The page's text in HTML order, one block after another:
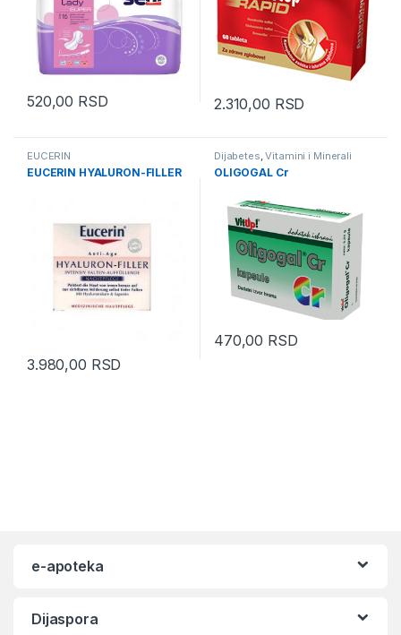
520,00 RSD 2.310,00 RSD
EUCERIN
EUCERIN HYALURON-FILLER
3.980,00 RSD
Dijabetes,Vitamini i Minerali
OLIGOGAL Cr
470,00 RSD
e-apoteka
Dijaspora